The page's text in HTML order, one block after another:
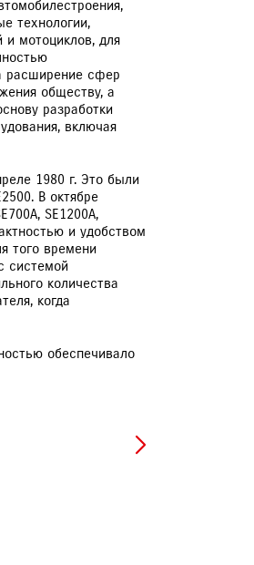
технологии,
и мотоциклов, для
расширение сфер
обществу, а
разработки
включая
1980 г. Это были
В октябре
SE1200A,
и удобством
того времени
системой
количества
когда
обеспечивало